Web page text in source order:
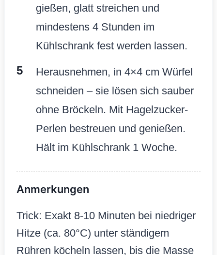
gießen, glatt streichen und
mindestens 4 Stunden im
Kühlschrank fest werden lassen.
Herausnehmen, in 4×4 cm Würfel
schneiden – sie lösen sich sauber
ohne Bröckeln. Mit Hagelzucker-
Perlen bestreuen und genießen.
Hält im Kühlschrank 1 Woche.
Anmerkungen
Trick: Exakt 8-10 Minuten bei niedriger
Hitze (ca. 80°C) unter ständigem
Rühren köcheln lassen, bis die Masse